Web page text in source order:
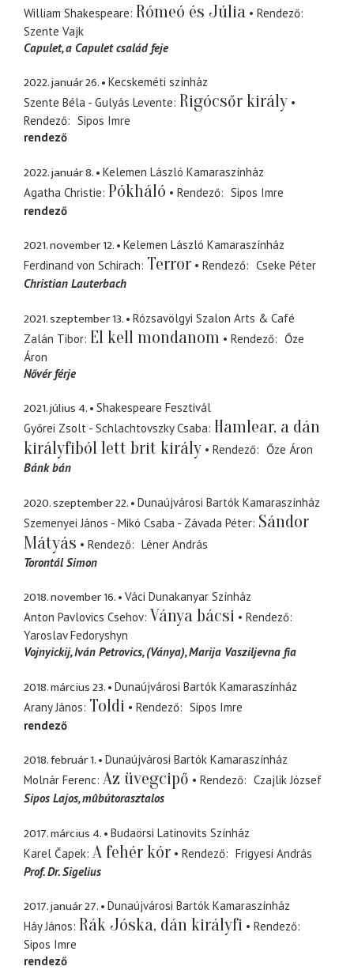
William Shakespeare Rómeó és Júlia
Rendező
Szente Vajk
Capulet a Capulet család feje
2022. január 26.
Kecskeméti színház
Szente Béla - Gulyás Levente Rigócsőr király
Rendező
Sipos Imre
rendező
2022. január 8.
Kelemen László Kamaraszínház
Agatha Christie Pókháló Rendező
Sipos Imre
rendező
2021. november 12.
Kelemen László Kamaraszínház
Ferdinand von Schirach Terror Rendező
Cseke Péter
Christian Lauterbach
2021. szeptember 13.
Rózsavölgyi Szalon Arts & Café
Zalán Tibor El kell mondanom Rendező
Őze
Áron
Nővér férje
2021. július 4.
Shakespeare Fesztivál
Győrei Zsolt - Schlachtovszky Csaba Hamlear, a dán
királyfiból lett brit király
Rendező
Őze Áron
Bánk bán
2020. szeptember 22.
Dunaújvárosi Bartók Kamaraszínház
Szemenyei János - Mikó Csaba - Závada Péter Sándor
Mátyás
Rendező
Léner András
Torontál Simon
2018. november 16.
Váci Dunakanyar Színház
Anton Pavlovics Csehov Ványa bácsi
Rendező
Yaroslav Fedoryshyn
Vojnyickij, Iván Petrovics (Ványa), Marija Vasziljevna fia
2018. március 23.
Dunaújvárosi Bartók Kamaraszínház
Arany János Toldi Rendező
Sipos Imre
rendező
2018. február 1.
Dunaújvárosi Bartók Kamaraszínház
Molnár Ferenc Az üvegcipő Rendező
Czajlik József
Sipos Lajos mûbútorasztalos
2017. március 4.
Budaörsi Latinovits Színház
Karel Čapek A fehér kór Rendező
Frigyesi András
Prof. Dr. Sigelius
2017. január 27.
Dunaújvárosi Bartók Kamaraszínház
Háy János Rák Jóska, dán királyfi
Rendező
Sipos Imre
rendező